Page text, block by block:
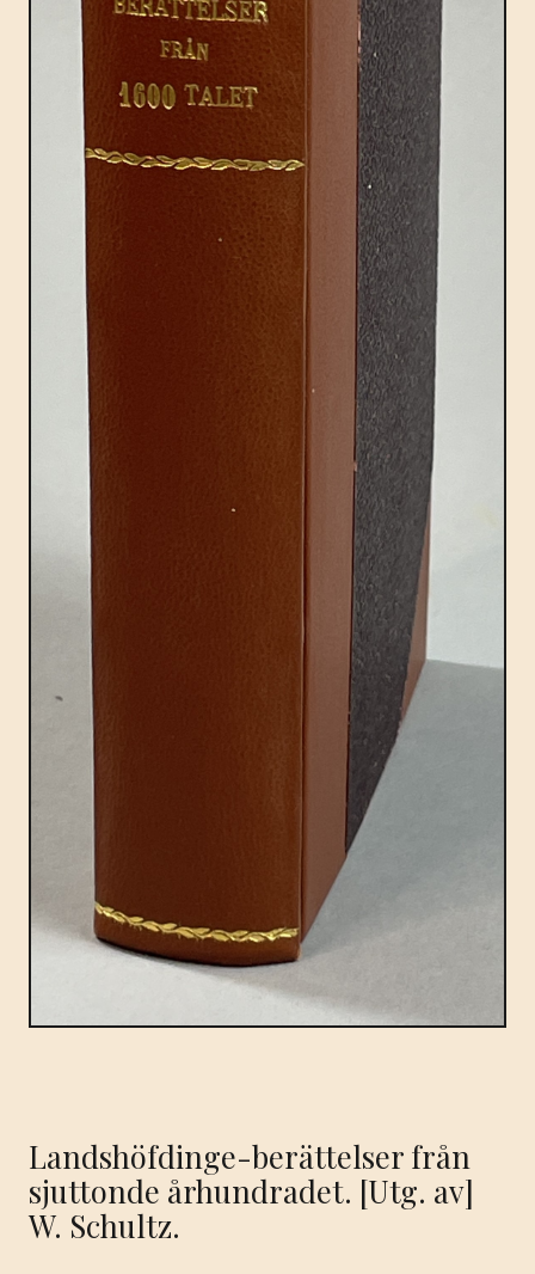
Landshöfdinge-berättelser från
sjuttonde århundradet. [Utg. av]
W. Schultz.